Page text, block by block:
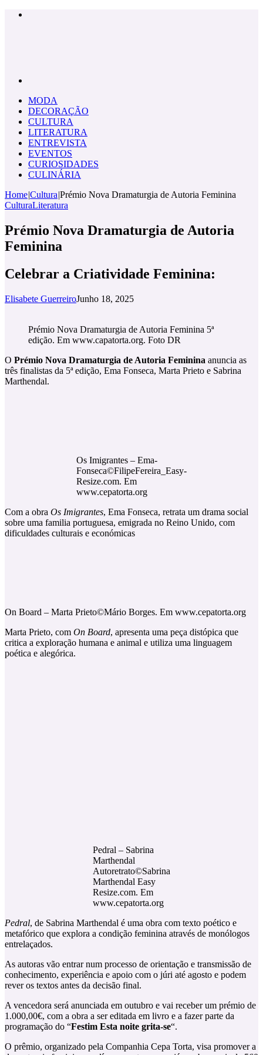
MODA
DECORAÇÃO
CULTURA
LITERATURA
ENTREVISTA
EVENTOS
CURIOSIDADES
CULINÁRIA
Home|Cultura|Prémio Nova Dramaturgia de Autoria Feminina
CulturaLiteratura
Prémio Nova Dramaturgia de Autoria
Feminina
Celebrar a Criatividade Feminina:
Elisabete GuerreiroJunho 18, 2025
Prémio Nova Dramaturgia de Autoria Feminina 5ª
edição. Em www.capatorta.org. Foto DR
O Prémio Nova Dramaturgia de Autoria Feminina anuncia as
três finalistas da 5ª edição, Ema Fonseca, Marta Prieto e Sabrina
Marthendal.
Os Imigrantes – Ema-
Fonseca©FilipeFereira_Easy-
Resize.com. Em
www.cepatorta.org
Com a obra Os Imigrantes, Ema Fonseca, retrata um drama social
sobre uma familia portuguesa, emigrada no Reino Unido, com
dificuldades culturais e económicas
On Board – Marta Prieto©Mário Borges. Em www.cepatorta.org
Marta Prieto, com On Board, apresenta uma peça distópica que
critica a exploração humana e animal e utiliza uma linguagem
poética e alegórica.
Pedral – Sabrina
Marthendal
Autoretrato©Sabrina
Marthendal Easy
Resize.com. Em
www.cepatorta.org
Pedral, de Sabrina Marthendal é uma obra com texto poético e
metafórico que explora a condição feminina através de monólogos
entrelaçados.
As autoras vão entrar num processo de orientação e transmissão de
conhecimento, experiência e apoio com o júri até agosto e podem
rever os textos antes da decisão final.
A vencedora será anunciada em outubro e vai receber um prémio de
1.000,00€, com a obra a ser editada em livro e a fazer parte da
programação do “Festim Esta noite grita-se“.
O prêmio, organizado pela Companhia Cepa Torta, visa promover a